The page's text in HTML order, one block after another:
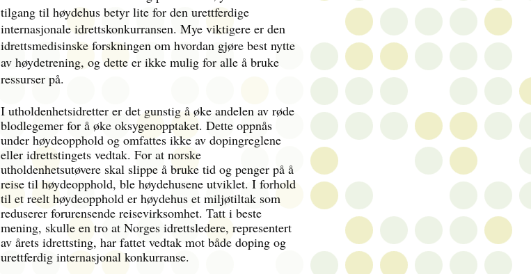
tilgang til høydehus betyr lite for den urettferdige
internasjonale idrettskonkurransen. Mye viktigere er den
idrettsmedisinske forskningen om hvordan gjøre best nytte
av høydetrening, og dette er ikke mulig for alle å bruke
ressurser på.
I utholdenhetsidretter er det gunstig å øke andelen av røde
blodlegemer for å øke oksygenopptaket. Dette oppnås
under høydeopphold og omfattes ikke av dopingreglene
eller idrettstingets vedtak. For at norske
utholdenhetsutøvere skal slippe å bruke tid og penger på å
reise til høydeopphold, ble høydehusene utviklet. I forhold
til et reelt høydeopphold er høydehus et miljøtiltak som
reduserer forurensende reisevirksomhet. Tatt i beste
mening, skulle en tro at Norges idrettsledere, representert
av årets idrettsting, har fattet vedtak mot både doping og
urettferdig internasjonal konkurranse.